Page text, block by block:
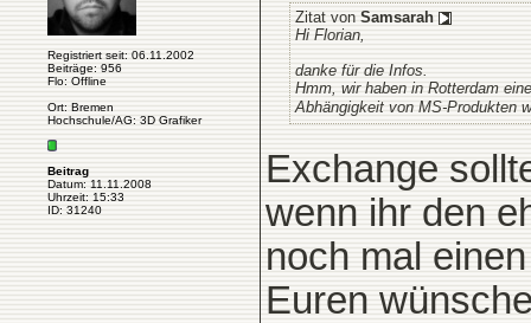
Registriert seit: 06.11.2002
Beiträge: 956
Flo: Offline
Ort: Bremen
Hochschule/AG: 3D Grafiker
Beitrag
Datum: 11.11.2008
Uhrzeit: 15:33
ID: 31240
Zitat von Samsarah
Hi Florian,
danke für die Infos.
Hmm, wir haben in Rotterdam
Abhängigkeit von MS-Produkten
Exchange
wenn ihr den
noch mal
Euren